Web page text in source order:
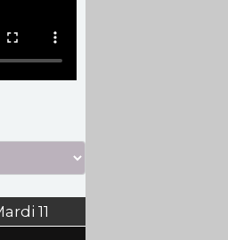
11